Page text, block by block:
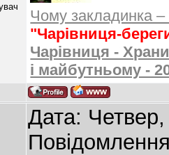
Чому закладинка
"Чарівниця-
Чарівниця -
і майбутньому -
Дата: